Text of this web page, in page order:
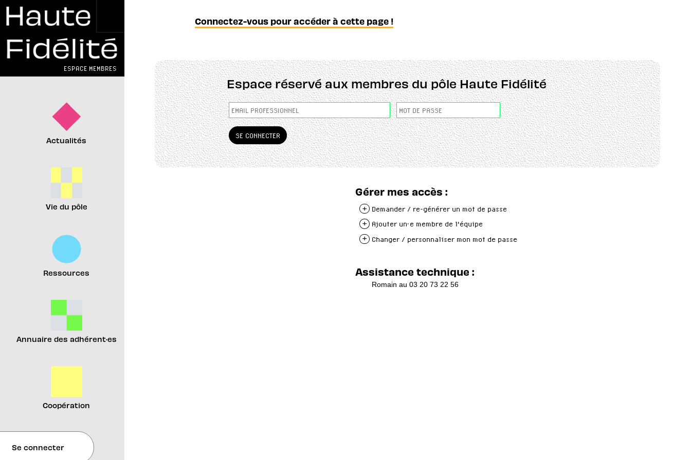
ESPACE MEMBRES
Actualités
Vie du pôle
Ressources
Annuaire des adhérent·es
Coopération
Se connecter
Connectez-vous pour accéder à cette page !
Espace réservé aux membres du pôle Haute Fidélité
Gérer mes accès :
+ Demander / re-générer un mot de passe
+ Ajouter un·e membre de l'équipe
+ Changer / personnaliser mon mot de passe
Assistance technique :
Romain au 03 20 73 22 56